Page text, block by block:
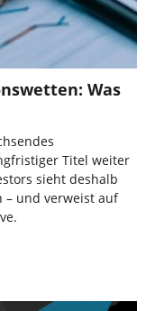
Was
Titel weiter
sieht deshalb
– und verweist auf